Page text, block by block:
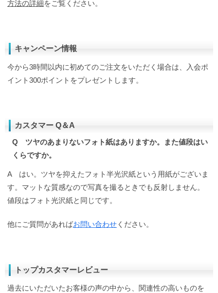
方法の詳細をご覧ください。
キャンペーン情報
今から3時間以内に初めてのご注文をいただく場合は、入会ポ
イント300ポイントをプレゼントします。
カスタマー Q＆A
Q ツヤのあまりないフォト紙はありますか。また値段はい
くらですか。
A はい。ツヤを抑えたフォト半光沢紙という用紙がございま
す。マットな質感なので写真を撮るときでも反射しません。
値段はフォト光沢紙と同じです。
他にご質問があればお問い合わせ ください。
トップカスタマーレビュー
過去にいただいたお客様の声の中から、関連性の高いものを